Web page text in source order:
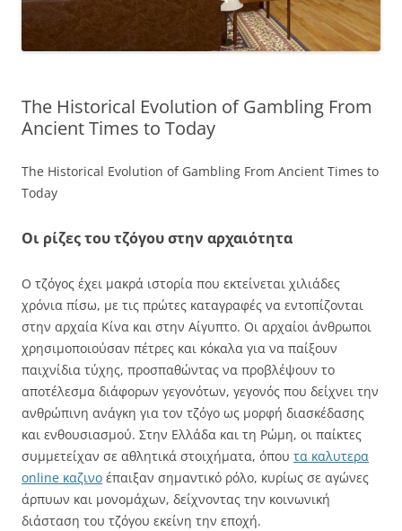
The Historical Evolution of Gambling From
Ancient Times to Today
The Historical Evolution of Gambling From Ancient Times to
Today
Οι ρίζες του τζόγου στην αρχαιότητα
Ο τζόγος έχει μακρά ιστορία που εκτείνεται χιλιάδες
χρόνια πίσω, με τις πρώτες καταγραφές να εντοπίζονται
στην αρχαία Κίνα και στην Αίγυπτο. Οι αρχαίοι άνθρωποι
χρησιμοποιούσαν πέτρες και κόκαλα για να παίξουν
παιχνίδια τύχης, προσπαθώντας να προβλέψουν το
αποτέλεσμα διάφορων γεγονότων, γεγονός που δείχνει την
ανθρώπινη ανάγκη για τον τζόγο ως μορφή διασκέδασης
και ενθουσιασμού. Στην Ελλάδα και τη Ρώμη, οι παίκτες
συμμετείχαν σε αθλητικά στοιχήματα, όπου τα καλυτερα
online καζινο έπαιξαν σημαντικό ρόλο, κυρίως σε αγώνες
άρπυων και μονομάχων, δείχνοντας την κοινωνική
διάσταση του τζόγου εκείνη την εποχή.